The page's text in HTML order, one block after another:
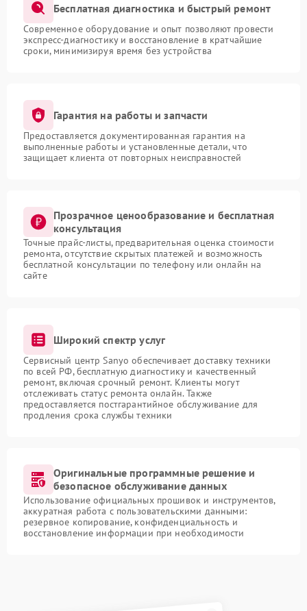
Бесплатная диагностика и быстрый ремонт
Современное оборудование и опыт позволяют провести
экспресс-диагностику и восстановление в кратчайшие
сроки, минимизируя время без устройства
Гарантия на работы и запчасти
Предоставляется документированная гарантия на
выполненные работы и установленные детали, что
защищает клиента от повторных неисправностей
Прозрачное ценообразование и бесплатная
консультация
Точные прайс-листы, предварительная оценка стоимости
ремонта, отсутствие скрытых платежей и возможность
бесплатной консультации по телефону или онлайн на
сайте
Широкий спектр услуг
Сервисный центр Sanyo обеспечивает доставку техники
по всей РФ, бесплатную диагностику и качественный
ремонт, включая срочный ремонт. Клиенты могут
отслеживать статус ремонта онлайн. Также
предоставляется постгарантийное обслуживание для
продления срока службы техники
Оригинальные программные решение и
безопасное обслуживание данных
Использование официальных прошивок и инструментов,
аккуратная работа с пользовательскими данными:
резервное копирование, конфиденциальность и
восстановление информации при необходимости